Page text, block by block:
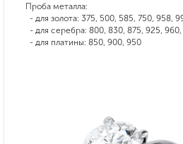
Проба металла:
- для золота: 375, 500, 585, 750, 958,
- для серебра: 800, 830, 875, 925,
- для платины: 850, 900, 950